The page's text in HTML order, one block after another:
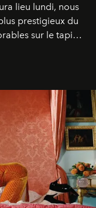
lieu lundi, nous
prestigieux du
sur le tapis